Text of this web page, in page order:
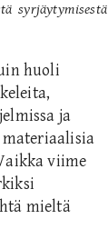
syrjäytymisestä
huoli
ja
viime
mieltä